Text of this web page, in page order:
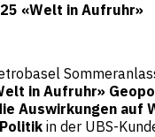
«Welt in Aufruhr»
in Aufruhr»
Auswirkungen auf
in der UBS-